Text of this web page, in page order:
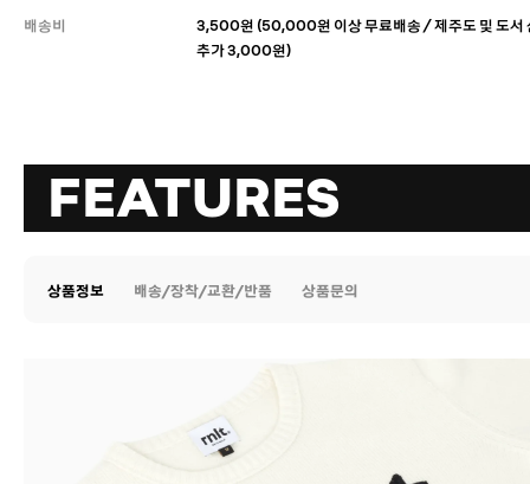
배송비
3,500원 (50,000원 이상 무료배송 / 제주도 및 도서
추가 3,000원)
FEATURES
상품정보 배송/장착/교환/반품 상품문의